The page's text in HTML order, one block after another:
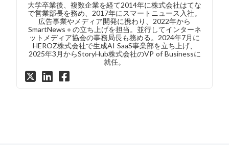
大学卒業後、複数企業を経て2014年に株式会社はてな
で営業部長を務め、2017年にスマートニュース入社。
広告事業やメディア開発に携わり、2022年から
SmartNews＋の立ち上げを担当。並行してインターネ
ットメディア協会の事務局長も務める。2024年7月に
HEROZ株式会社で生成AI SaaS事業部を立ち上げ、
2025年3月からStoryHub株式会社のVP of Businessに
就任。